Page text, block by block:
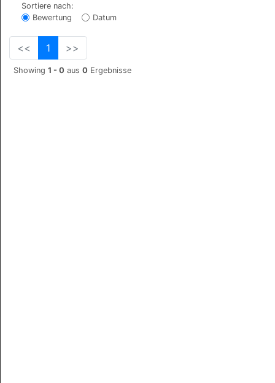
Sortiere nach:
Bewertung
Datum
<< 1 >>
Showing 1 - 0 aus 0 Ergebnisse